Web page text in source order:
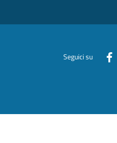
Seguici su